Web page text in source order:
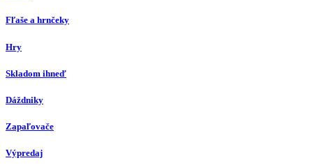
Fľaše a hrnčeky
Hry
Skladom ihneď
Dáždniky
Zapaľovače
Výpredaj